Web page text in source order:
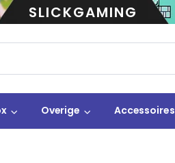
SLICKGAMING
Overige Accessoires